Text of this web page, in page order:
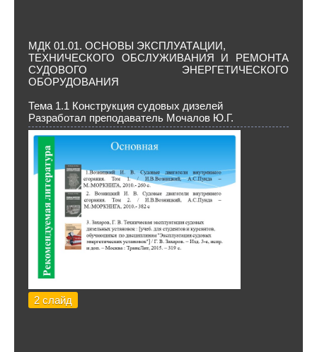
МДК 01.01. ОСНОВЫ ЭКСПЛУАТАЦИИ,
ТЕХНИЧЕСКОГО ОБСЛУЖИВАНИЯ И РЕМОНТА
СУДОВОГО ЭНЕРГЕТИЧЕСКОГО
ОБОРУДОВАНИЯ
Тема 1.1 Конструкция судовых дизелей
Разработал преподаватель Мочалов Ю.Г.
2 слайд